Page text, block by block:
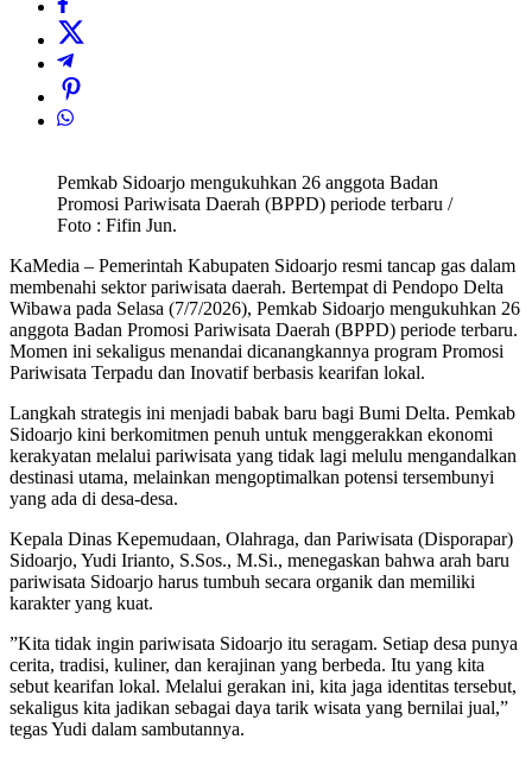
Pemkab Sidoarjo mengukuhkan 26 anggota Badan
Promosi Pariwisata Daerah (BPPD) periode terbaru /
Foto : Fifin Jun.
KaMedia – Pemerintah Kabupaten Sidoarjo resmi tancap gas dalam
membenahi sektor pariwisata daerah. Bertempat di Pendopo Delta
Wibawa pada Selasa (7/7/2026), Pemkab Sidoarjo mengukuhkan 26
anggota Badan Promosi Pariwisata Daerah (BPPD) periode terbaru.
Momen ini sekaligus menandai dicanangkannya program Promosi
Pariwisata Terpadu dan Inovatif berbasis kearifan lokal.
​Langkah strategis ini menjadi babak baru bagi Bumi Delta. Pemkab
Sidoarjo kini berkomitmen penuh untuk menggerakkan ekonomi
kerakyatan melalui pariwisata yang tidak lagi melulu mengandalkan
destinasi utama, melainkan mengoptimalkan potensi tersembunyi
yang ada di desa-desa.
​Kepala Dinas Kepemudaan, Olahraga, dan Pariwisata (Disporapar)
Sidoarjo, Yudi Irianto, S.Sos., M.Si., menegaskan bahwa arah baru
pariwisata Sidoarjo harus tumbuh secara organik dan memiliki
karakter yang kuat.
​”Kita tidak ingin pariwisata Sidoarjo itu seragam. Setiap desa punya
cerita, tradisi, kuliner, dan kerajinan yang berbeda. Itu yang kita
sebut kearifan lokal. Melalui gerakan ini, kita jaga identitas tersebut,
sekaligus kita jadikan sebagai daya tarik wisata yang bernilai jual,”
tegas Yudi dalam sambutannya.